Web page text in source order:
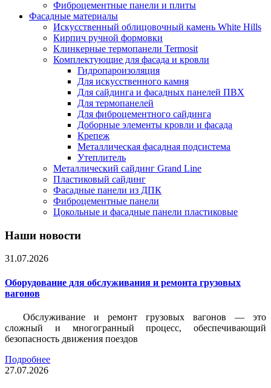
Фиброцементные панели и плиты
Фасадные материалы
Искусственный облицовочный камень White Hills
Кирпич ручной формовки
Клинкерные термопанели Termosit
Комплектующие для фасада и кровли
Гидропароизоляция
Для искусственного камня
Для сайдинга и фасадных панелей ПВХ
Для термопанелей
Для фиброцементного сайдинга
Доборные элементы кровли и фасада
Крепеж
Металлическая фасадная подсистема
Утеплитель
Металлический сайдинг Grand Line
Пластиковый сайдинг
Фасадные панели из ДПК
Фиброцементные панели
Цокольные и фасадные панели пластиковые
Наши новости
31.07.2026
Оборудование для обслуживания и ремонта грузовых
вагонов
Обслуживание и ремонт грузовых вагонов — это
сложный и многогранный процесс, обеспечивающий
безопасность движения поездов
Подробнее
27.07.2026